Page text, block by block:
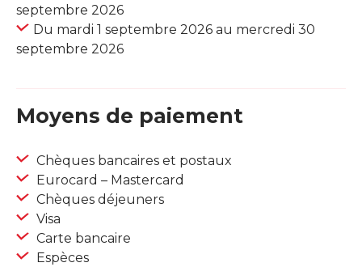
septembre 2026
Du mardi 1 septembre 2026 au mercredi 30
septembre 2026
Moyens de paiement
Chèques bancaires et postaux
Eurocard – Mastercard
Chèques déjeuners
Visa
Carte bancaire
Espèces